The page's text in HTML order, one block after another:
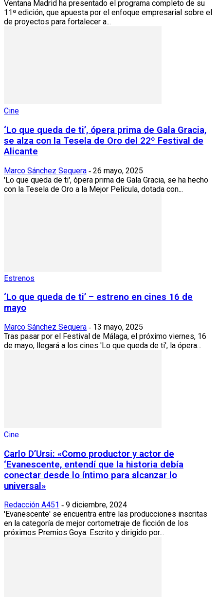
Ventana Madrid ha presentado el programa completo de su
11ª edición, que apuesta por el enfoque empresarial sobre el
de proyectos para fortalecer a...
Cine
‘Lo que queda de ti’, ópera prima de Gala Gracia,
se alza con la Tesela de Oro del 22º Festival de
Alicante
Marco Sánchez Sequera - 26 mayo, 2025
'Lo que queda de ti', ópera prima de Gala Gracia, se ha hecho
con la Tesela de Oro a la Mejor Película, dotada con...
Estrenos
‘Lo que queda de ti’ – estreno en cines 16 de
mayo
Marco Sánchez Sequera - 13 mayo, 2025
Tras pasar por el Festival de Málaga, el próximo viernes, 16
de mayo, llegará a los cines 'Lo que queda de ti', la ópera...
Cine
Carlo D’Ursi: «Como productor y actor de
‘Evanescente, entendí que la historia debía
conectar desde lo íntimo para alcanzar lo
universal»
Redacción A451 - 9 diciembre, 2024
'Evanescente' se encuentra entre las producciones inscritas
en la categoría de mejor cortometraje de ficción de los
próximos Premios Goya. Escrito y dirigido por...